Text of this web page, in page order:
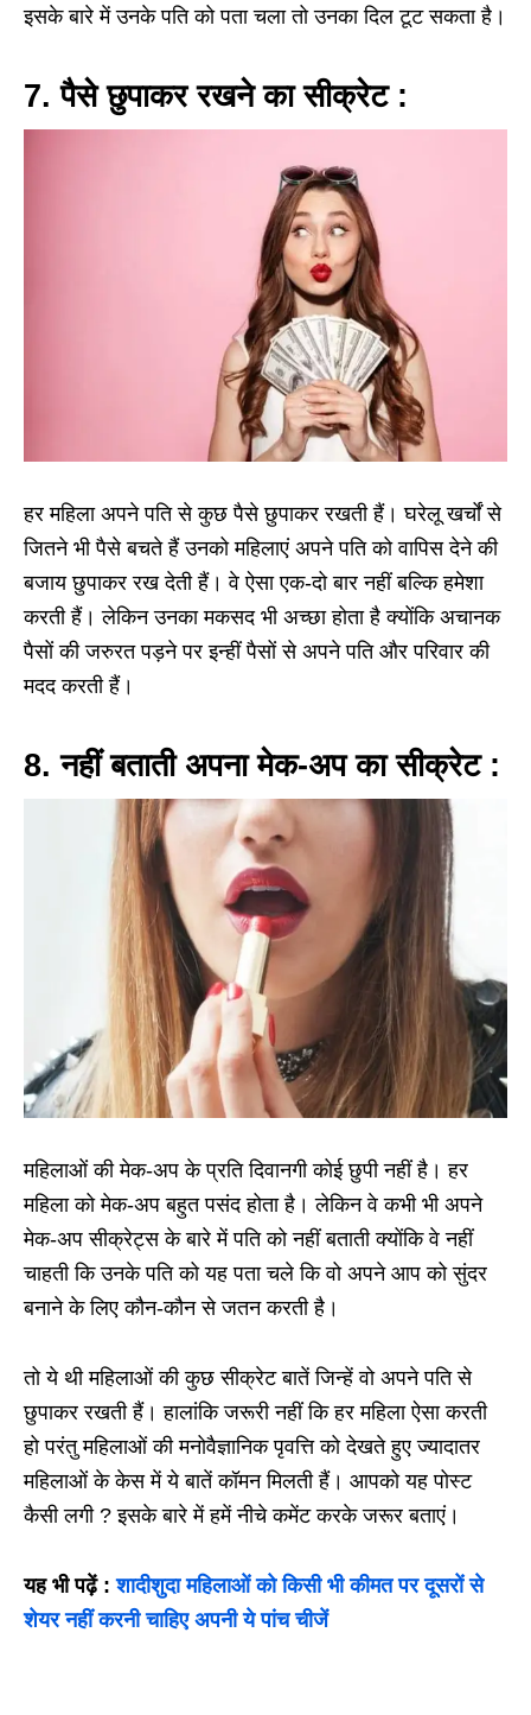
इसके बारे में उनके पति को पता चला तो उनका दिल टूट सकता है।
7. पैसे छुपाकर रखने का सीक्रेट :
हर महिला अपने पति से कुछ पैसे छुपाकर रखती हैं। घरेलू खर्चों से
जितने भी पैसे बचते हैं उनको महिलाएं अपने पति को वापिस देने की
बजाय छुपाकर रख देती हैं। वे ऐसा एक-दो बार नहीं बल्कि हमेशा
करती हैं। लेकिन उनका मकसद भी अच्छा होता है क्योंकि अचानक
पैसों की जरुरत पड़ने पर इन्हीं पैसों से अपने पति और परिवार की
मदद करती हैं।
8. नहीं बताती अपना मेक-अप का सीक्रेट :
महिलाओं की मेक-अप के प्रति दिवानगी कोई छुपी नहीं है। हर
महिला को मेक-अप बहुत पसंद होता है। लेकिन वे कभी भी अपने
मेक-अप सीक्रेट्स के बारे में पति को नहीं बताती क्योंकि वे नहीं
चाहती कि उनके पति को यह पता चले कि वो अपने आप को सुंदर
बनाने के लिए कौन-कौन से जतन करती है।
तो ये थी महिलाओं की कुछ सीक्रेट बातें जिन्हें वो अपने पति से
छुपाकर रखती हैं। हालांकि जरूरी नहीं कि हर महिला ऐसा करती
हो परंतु महिलाओं की मनोवैज्ञानिक पृवत्ति को देखते हुए ज्यादातर
महिलाओं के केस में ये बातें कॉमन मिलती हैं। आपको यह पोस्ट
कैसी लगी ? इसके बारे में हमें नीचे कमेंट करके जरूर बताएं।
यह भी पढ़ें :शादीशुदा महिलाओं को किसी भी कीमत पर दूसरों से
शेयर नहीं करनी चाहिए अपनी ये पांच चीजें